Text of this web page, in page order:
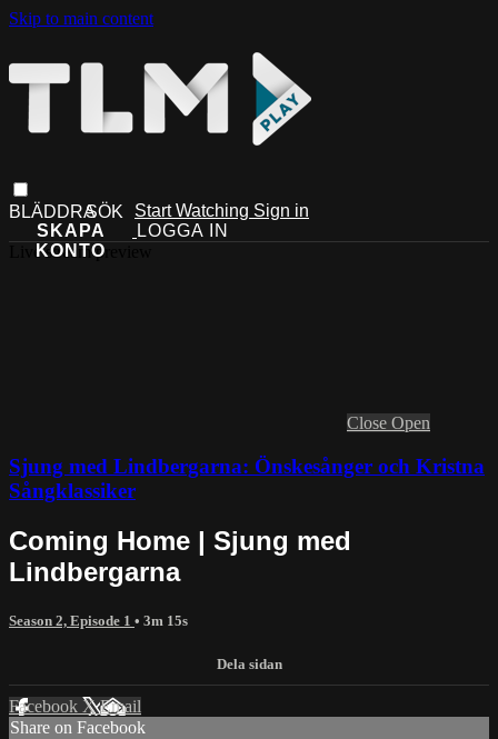
Skip to main content
Start Watching Sign in
Live stream preview
Close Open
Sjung med Lindbergarna: Önskesånger och Kristna
Sångklassiker
Coming Home | Sjung med
Lindbergarna
Season 2, Episode 1 • 3m 15s
Facebook XEmail
Share on Facebook